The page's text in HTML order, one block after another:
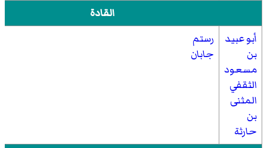
القادة
أبو عبيد
بن
مسعود
الثقفي
المثنى
بن
حارثة
رستم
جابان